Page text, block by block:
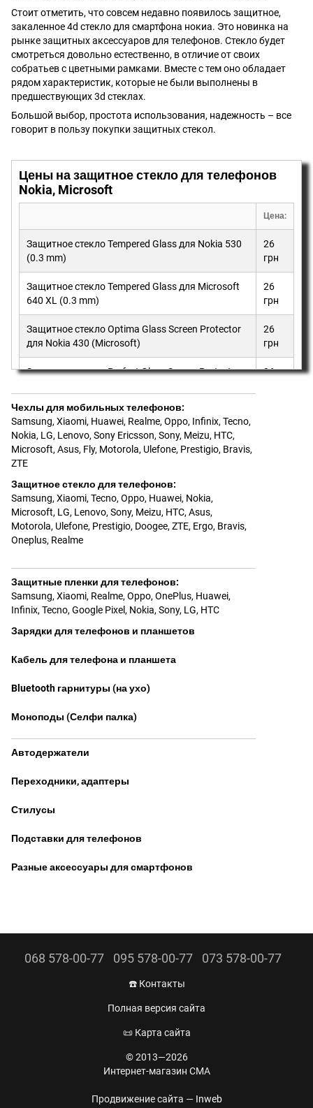
Стоит отметить, что совсем недавно появилось защитное,
закаленное 4d стекло для смартфона нокиа. Это новинка на
рынке защитныхаксессуаров для телефонов. Стекло будет
смотреться довольно естественно, в отличие от своих
собратьев с цветными рамками. Вместе с тем оно обладает
рядом характеристик, которые не были выполнены в
предшествующих 3d стеклах.
Большой выбор, простота использования, надежность – все
говорит в пользу покупки защитных стекол.
Цены на защитное стекло для телефонов
Nokia, Microsoft
Цена:
Защитное стекло Tempered Glass для Nokia 530
(0.3 mm)
26
грн
Защитное стекло Tempered Glass для Microsoft
640 XL (0.3 mm)
26
грн
Защитное стекло Optima Glass Screen Protector
для Nokia 430 (Microsoft)
26
грн
Защитное стекло Perfect Glass Screen Protector
26
Чехлы для мобильных телефонов:
Samsung, Xiaomi, Huawei, Realme, Oppo, Infinix, Tecno,
Nokia, LG, Lenovo, Sony Ericsson, Sony, Meizu, HTC,
Microsoft, Asus, Fly, Motorola, Ulefone, Prestigio, Bravis,
ZTE
Защитное стекло для телефонов:
Samsung, Xiaomi, Tecno, Oppo, Huawei, Nokia,
Microsoft, LG, Lenovo, Sony, Meizu, HTC, Asus,
Motorola, Ulefone, Prestigio, Doogee, ZTE, Ergo, Bravis,
Oneplus, Realme
Защитные пленки для телефонов:
Samsung, Xiaomi, Realme, Oppo, OnePlus, Huawei,
Infinix, Tecno, Google Pixel , Nokia, Sony, LG, HTC
Зарядки для телефонов и планшетов
Кабель для телефона и планшета
Bluetooth гарнитуры (на ухо)
Моноподы (Селфи палка)
Автодержатели
Переходники, адаптеры
Стилусы
Подставки для телефонов
Разные аксессуары для смартфонов
068 578-00-77 095 578-00-77 073 578-00-77
☎️ Контакты
Полная версия сайта
📜 Карта сайта
© 2013—2026
Интернет-магазин CMA
Продвижение сайта — Inweb